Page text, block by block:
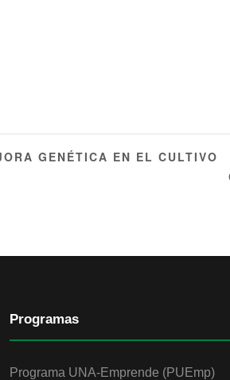
GENÉTICA EN EL CULTIVO
Programas
Programa UNA-Emprende (PUEmp)